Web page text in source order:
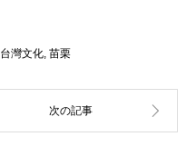
台灣文化 苗栗